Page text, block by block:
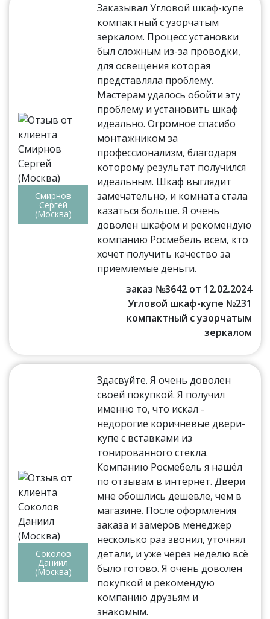
Смирнов
Сергей
(Москва)
Заказывал Угловой шкаф-купе
компактный с узорчатым
зеркалом. Процесс установки
был сложным из-за проводки,
для освещения которая
представляла проблему.
Мастерам удалось обойти эту
проблему и установить шкаф
идеально. Огромное спасибо
монтажником за
профессионализм, благодаря
которому результат получился
идеальным. Шкаф выглядит
замечательно, и комната стала
казаться больше. Я очень
доволен шкафом и рекомендую
компанию Росмебель всем, кто
хочет получить качество за
приемлемые деньги.
заказ №3642 от 12.02.2024
Угловой шкаф-купе №231
компактный с узорчатым
зеркалом
Соколов
Даниил
(Москва)
Здасвуйте. Я очень доволен
своей покупкой. Я получил
именно то, что искал -
недорогие коричневые двери-
купе с вставками из
тонированного стекла.
Компанию Росмебель я нашёл
по отзывам в интернет. Двери
мне обошлись дешевле, чем в
магазине. После оформления
заказа и замеров менеджер
несколько раз звонил, уточнял
детали, и уже через неделю всё
было готово. Я очень доволен
покупкой и рекомендую
компанию друзьям и
знакомым.